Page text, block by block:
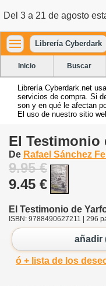
Del 3 a 21 de agosto
Librería Cyberdark
Inicio Buscar
Librería Cyberdark.net
servicios de compra. Si
son y en qué le afectan
El uso de nuestro sitio
El Testimonio
De Rafael Sánchez
9.95 €
9.45 €
El Testimonio de
ISBN: 9788490627211 | 296
añadir
ó + lista de los